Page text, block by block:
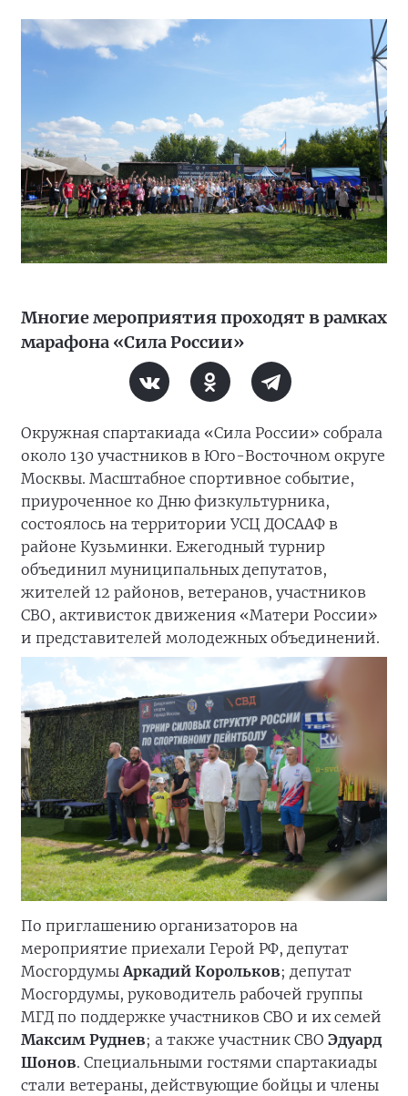
Многие мероприятия проходят в рамках
марафона «Сила России»
Окружная спартакиада «Сила России» собрала
около 130 участников в Юго-Восточном округе
Москвы. Масштабное спортивное событие,
приуроченное ко Дню физкультурника,
состоялось на территории УСЦ ДОСААФ в
районе Кузьминки. Ежегодный турнир
объединил муниципальных депутатов,
жителей 12 районов, ветеранов, участников
СВО, активисток движения «Матери России»
и представителей молодежных объединений.
По приглашению организаторов на
мероприятие приехали Герой РФ, депутат
МосгордумыАркадий Корольков; депутат
Мосгордумы, руководитель рабочей группы
МГД по поддержке участников СВО и их семей
Максим Руднев; а также участник СВО Эдуард
Шонов. Специальными гостями спартакиады
стали ветераны, действующие бойцы и члены